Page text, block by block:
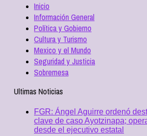
Inicio
Información General
Política y Gobierno
Cultura y Turismo
Mexico y el Mundo
Seguridad y Justicia
Sobremesa
Ultimas Noticias
FGR: Ángel Aguirre ordenó
clave de caso Ayotzinapa;
desde el ejecutivo estatal